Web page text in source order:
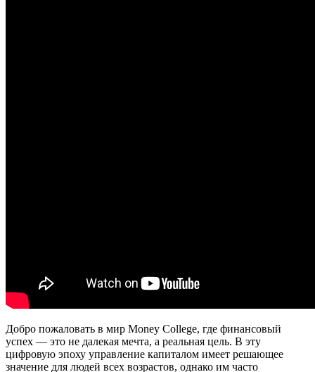
Добро пожаловать в мир Money College, где финансовый
успех — это не далекая мечта, а реальная цель. В эту
цифровую эпоху управление капиталом имеет решающее
значение для людей всех возрастов, однако им часто